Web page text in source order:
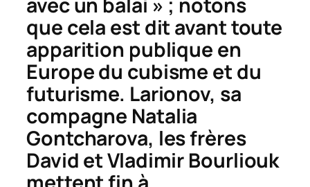
que cela est dit avant toute
apparition publique en
Europe du cubisme et du
futurisme. Larionov, sa
compagne Natalia
Gontcharova, les frères
David et Vladimir Bourliouk